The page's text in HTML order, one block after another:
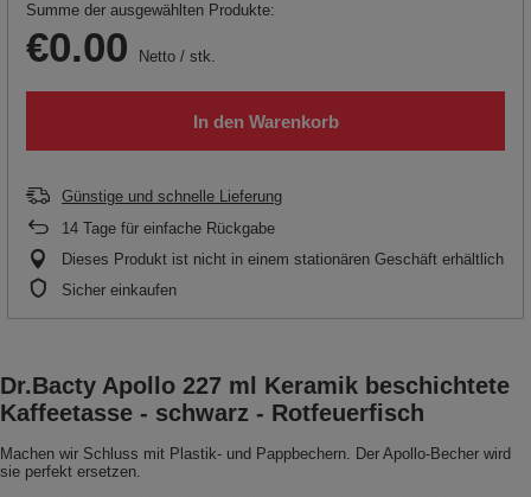
Summe der ausgewählten Produkte:
€0.00 Netto / stk.
In den Warenkorb
Günstige und schnelle Lieferung
14 Tage für einfache Rückgabe
Dieses Produkt ist nicht in einem stationären Geschäft erhältlich
Sicher einkaufen
Dr.Bacty Apollo 227 ml Keramik beschichtete
Kaffeetasse - schwarz - Rotfeuerfisch
Machen wir Schluss mit Plastik- und Pappbechern. Der Apollo-Becher wird
sie perfekt ersetzen.